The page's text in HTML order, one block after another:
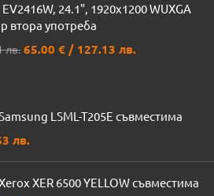
24.1", 1920x1200 WUXGA
втора употреба
лв. 65.00 € / 127.13 лв.
LSML-T205E съвместима
лв.
XER 6500 YELLOW съвместима